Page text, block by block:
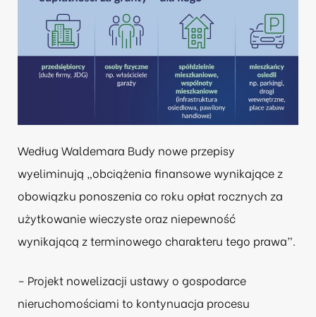
Według Waldemara Budy nowe przepisy
wyeliminują „obciążenia finansowe wynikające z
obowiązku ponoszenia co roku opłat rocznych za
użytkowanie wieczyste oraz niepewność
wynikającą z terminowego charakteru tego prawa”.
– Projekt nowelizacji ustawy o gospodarce
nieruchomościami to kontynuacja procesu